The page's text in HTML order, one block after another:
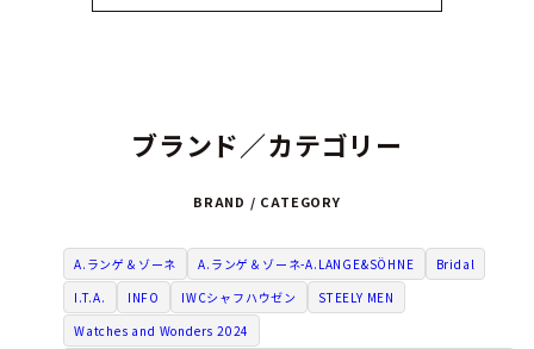
ブランド／カテゴリー
BRAND / CATEGORY
A.ランゲ＆ゾーネ A.ランゲ＆ゾーネ-A.LANGE&SÖHNE
Bridal
I.T.A.
INFO IWCシャフハウゼン
STEELY MEN
Watches and Wonders 2024